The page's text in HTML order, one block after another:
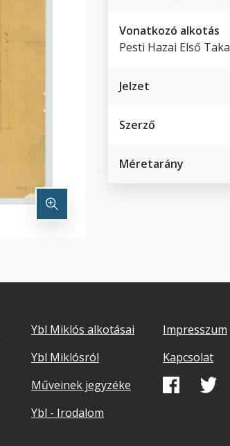
Vonatkozó alkotás
Pesti Hazai Első
Jelzet
Szerző
Méretarány
Footer
Ybl Miklós alkotásai
Ybl Miklósról
Műveinek jegyzéke
Ybl - Irodalom
Lábléc
Impresszum
Kapcsolat
média